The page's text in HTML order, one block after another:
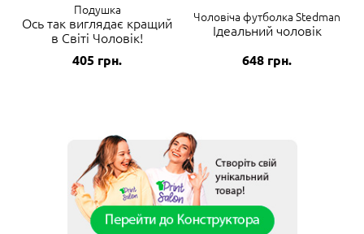
Подушка
Ось так виглядає кращий
в Світі Чоловік!
405 грн.
Чоловіча футболка Stedman
Ідеальний чоловік
648 грн.